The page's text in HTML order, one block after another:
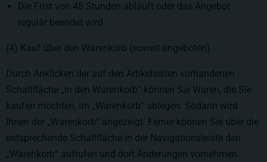
Die Frist von 48 Stunden abläuft oder das Angebot
regulär beendet wird.
(4) Kauf über den Warenkorb (soweit angeboten)
Durch Anklicken der auf den Artikelseiten vorhandenen
Schaltfläche „In den Warenkorb“ können Sie Waren, die Sie
kaufen möchten, im „Warenkorb“ ablegen. Sodann wird
Ihnen der „Warenkorb“ angezeigt. Ferner können Sie über die
entsprechende Schaltfläche in der Navigationsleiste den
„Warenkorb“ aufrufen und dort Änderungen vornehmen.